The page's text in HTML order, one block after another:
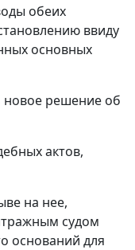
обеих
ввиду
основных
новое решение об
актов,
на нее,
судом
оснований для